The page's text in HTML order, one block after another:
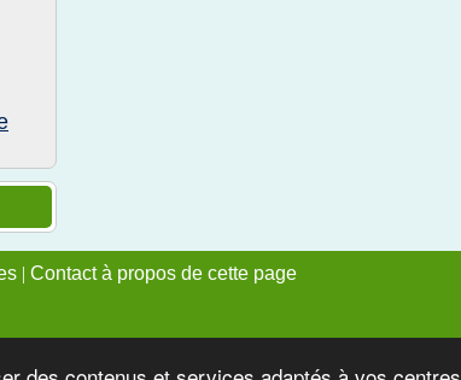
| Contact à propos de cette page